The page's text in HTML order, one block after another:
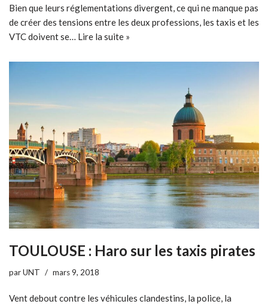
Bien que leurs réglementations divergent, ce qui ne manque pas
de créer des tensions entre les deux professions, les taxis et les
VTC doivent se… Lire la suite »
TOULOUSE : Haro sur les taxis pirates
parUNT mars 9, 2018
Vent debout contre les véhicules clandestins, la police, la